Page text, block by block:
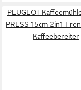
PEUGEOT
PRESS 15cm 2in1
Kaffeebereiter